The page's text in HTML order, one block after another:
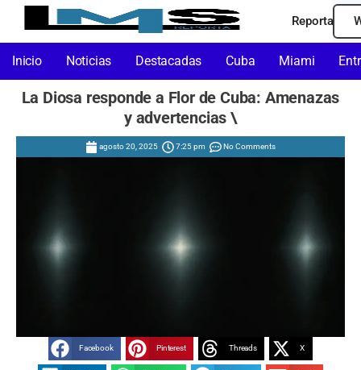
Reporta
Inicio Noticias Destacadas Cuba Miami
La Diosa responde a Flor de Cuba: Amenazas
y advertencias \
agosto 20, 2025 7:25 pm No Comments
Facebook Pinterest Threads X